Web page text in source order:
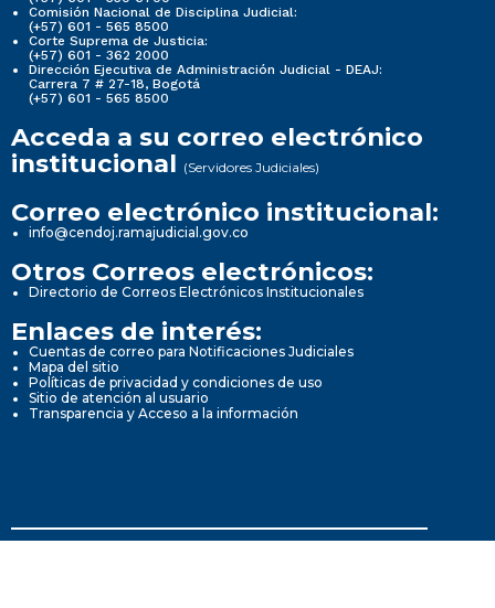
Comisión Nacional de Disciplina Judicial:
(+57) 601 - 565 8500
Corte Suprema de Justicia:
(+57) 601 - 362 2000
Dirección Ejecutiva de Administración Judicial - DEAJ:
Carrera 7 # 27-18, Bogotá
(+57) 601 - 565 8500
Acceda a su correo electrónico
institucional (Servidores Judiciales)
Correo electrónico institucional:
info@cendoj.ramajudicial.gov.co
Otros Correos electrónicos:
Directorio de Correos Electrónicos Institucionales
Enlaces de interés:
Cuentas de correo para Notificaciones Judiciales
Mapa del sitio
Políticas de privacidad y condiciones de uso
Sitio de atención al usuario
Transparencia y Acceso a la información